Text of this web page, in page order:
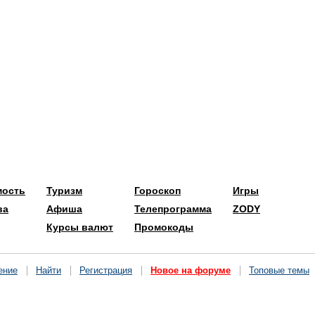
Туризм
Афиша
Курсы валют
Гороскоп
Телепрограмма
Промокоды
Игры
ZODY
Найти Регистрация Новое на форуме Топовые темы